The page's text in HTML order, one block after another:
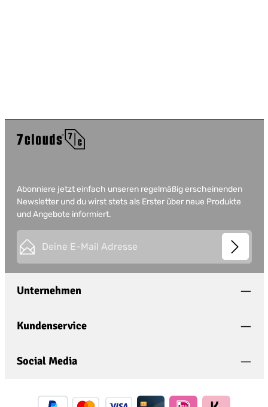
Abonniere jetzt einfach unseren regelmäßig erscheinenden
Newsletter und du wirst stets als Erster über neue Produkte
und Angebote informiert.
Datenschutz
Ich habe die
bin mit ihnen einverstanden.
Die mit einem Stern (*) markierten Felder sind
Unternehmen
Kundenservice
Social Media